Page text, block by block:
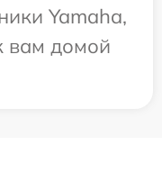
Yamaha,
вам домой